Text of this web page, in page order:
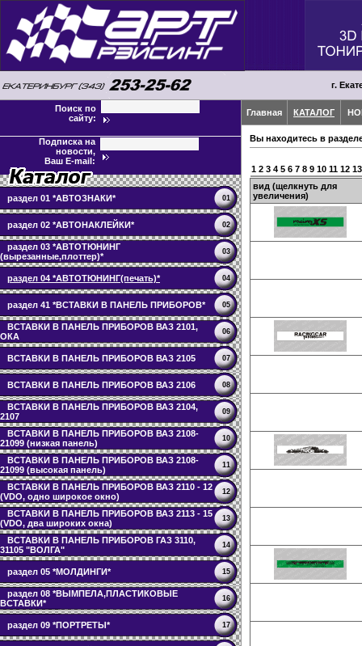
г.
Поиск по
сайту:
Подписка на
новости,
Ваш E-mail:
раздел 01 *АВТОЗНАКИ* 01
раздел 02 *АВТОНАКЛЕЙКИ* 02
раздел 03 *АВТОТЮНИНГ
(вырезанные,плоттер)*
03
раздел 04 *АВТОТЮНИНГ(печать)* 04
раздел 41 *ВСТАВКИ В ПАНЕЛЬ ПРИБОРОВ* 05
ВСТАВКИ В ПАНЕЛЬ ПРИБОРОВ ВАЗ 2101,
ОКА
06
ВСТАВКИ В ПАНЕЛЬ ПРИБОРОВ ВАЗ 2105 07
ВСТАВКИ В ПАНЕЛЬ ПРИБОРОВ ВАЗ 2106 08
ВСТАВКИ В ПАНЕЛЬ ПРИБОРОВ ВАЗ 2104,
2107
09
ВСТАВКИ В ПАНЕЛЬ ПРИБОРОВ ВАЗ 2108-
21099 (низкая панель)
10
ВСТАВКИ В ПАНЕЛЬ ПРИБОРОВ ВАЗ 2108-
21099 (высокая панель)
11
ВСТАВКИ В ПАНЕЛЬ ПРИБОРОВ ВАЗ 2110 - 12
(VDO, одно широкое окно)
12
ВСТАВКИ В ПАНЕЛЬ ПРИБОРОВ ВАЗ 2113 - 15
(VDO, два широких окна)
13
ВСТАВКИ В ПАНЕЛЬ ПРИБОРОВ ГАЗ 3110,
31105 "ВОЛГА"
14
раздел 05 *МОЛДИНГИ* 15
раздел 08 *ВЫМПЕЛА,ПЛАСТИКОВЫЕ
ВСТАВКИ*
16
раздел 09 *ПОРТРЕТЫ* 17
Главная КАТАЛОГ
Вы находитесь в
1 2 3 4 5 6 7 8 9 10 11 12 13
вид (щелкнуть для
увеличения)